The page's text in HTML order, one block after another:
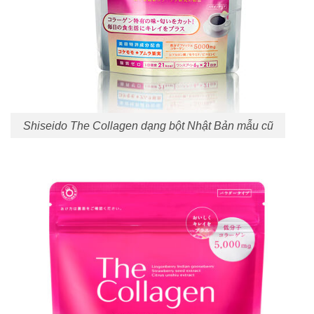
Shiseido The Collagen dạng bột Nhật Bản mẫu cũ